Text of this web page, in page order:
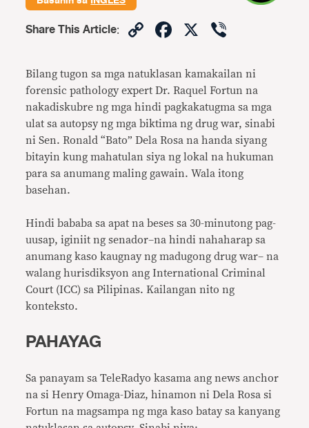
Share This Article: CopyFacebook
X
Bilang tugon sa mga natuklasan kamakailan ni
forensic pathology expert Dr. Raquel Fortun na
nakadiskubre ng mga hindi pagkakatugma sa mga
ulat sa autopsy ng mga biktima ng drug war, sinabi
ni Sen. Ronald “Bato” Dela Rosa na handa siyang
bitayin kung mahatulan siya ng lokal na hukuman
para sa anumang maling gawain. Wala itong
basehan.
Hindi bababa sa apat na beses sa 30-minutong pag-
uusap, iginiit ng senador–na hindi nahaharap sa
anumang kaso kaugnay ng madugong drug war– na
walang hurisdiksyon ang International Criminal
Court (ICC) sa Pilipinas. Kailangan nito ng
konteksto.
PAHAYAG
Sa panayam sa TeleRadyo kasama ang news anchor
na si Henry Omaga-Diaz, hinamon ni Dela Rosa si
Fortun na magsampa ng mga kaso batay sa kanyang